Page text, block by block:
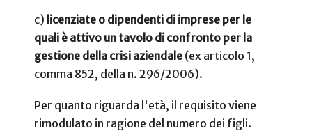
c) licenziate o dipendenti di imprese per le
quali è attivo un tavolo di confronto per la
gestione della crisi aziendale (ex articolo 1,
comma 852, della n. 296/2006).
Per quanto riguarda l'età, il requisito viene
rimodulato in ragione del numero dei figli.